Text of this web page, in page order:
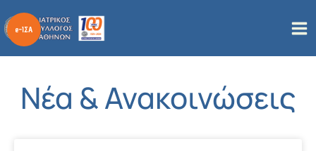
στο
περιεχόμενο
Νέα & Ανακοινώσεις